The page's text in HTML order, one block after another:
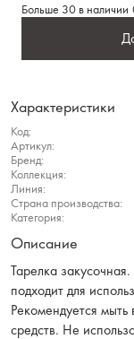
Больше 30 в наличии
Характеристики
Код:
Артикул:
Бренд:
Коллекция:
Линия:
Страна производства:
Категория:
Описание
Тарелка
подходит для
Рекомендуется
средств. Не